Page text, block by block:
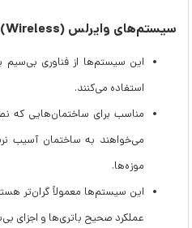
سیستم‌های وایرلس (Wireless)
این سیستم‌ها از فناوری بی‌سیم
استفاده می‌کنند.
مناسب برای ساختمان‌هایی که
می‌خواهند به ساختمان آسیب
موزه‌ها.
این سیستم‌ها معمولاً گران‌تر
عملکرد صحیح باتری‌ها و اجزای